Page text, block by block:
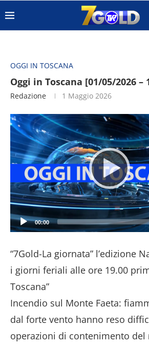
OGGI IN TOSCANA
Oggi in Toscana [01/05/2026 –
Redazione 1 Maggio 2026
Video
Player
00:00
“7Gold-La giornata” l’edizione
i giorni feriali alle ore 19.00
Toscana”
Incendio sul Monte Faeta:
dal forte vento hanno reso
operazioni di contenimento del